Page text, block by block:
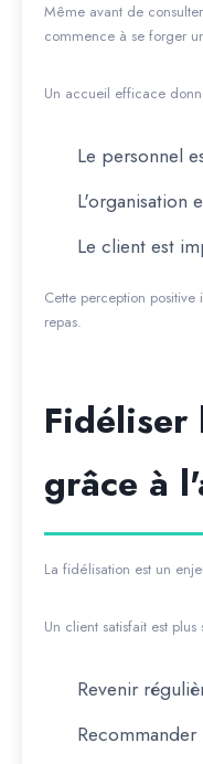
Même avant de
commence à se forger
Un accueil efficace
Le personnel
L'organisation
Le client est
Cette perception
repas.
Fidéliser
grâce à
La fidélisation est un
Un client satisfait est
Revenir